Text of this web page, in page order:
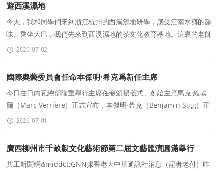
遊西溪濕地
今天，我和同學們來到浙江杭州的西溪濕地研學，感受江南水鄉的韻
味。乘坐大巴，我們先來到西溪濕地的茶文化教育基地。這裏的老師
教我們如何品茶
2026-07-02
國際奧藝委員會任命本傑明·希克爲新任主席
今日在日内瓦總部隆重舉行主席任命頒授儀式。創始主席馬克·維埃
爾（Marc Verrière）正式宣布，本傑明·希克（Benjamin Sigg）正
式接任委員會主席一職
2026-07-01
廣西柳州市千畝穀文化藝術節第二屆文藝匯演圓滿舉行
共工新聞網&middot;GNN據香港大中華通訊社消息（記者老付）昨